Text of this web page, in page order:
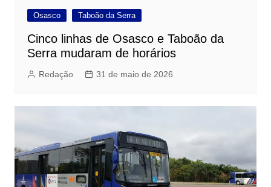
Osasco Taboão da Serra
Cinco linhas de Osasco e Taboão da
Serra mudaram de horários
Redação 31 de maio de 2026